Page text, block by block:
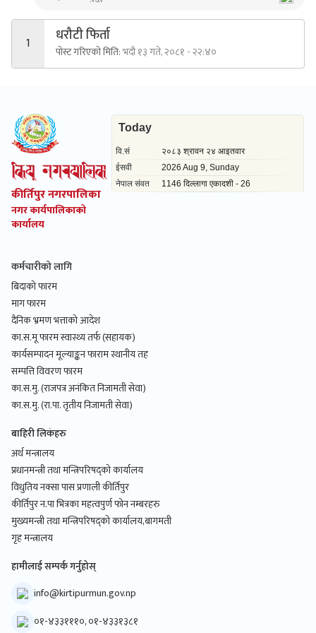
1 धरौटी फिर्ता
पोस्ट गरिएको मिति:भदौ १३ गते, २०८१ - २२:४०
कीर्तिपुर नगरपालिका
नगर कार्यपालिकाको
कार्यालय
कर्मचारीको लागि
बिदाको फारम
माग फारम
दैनिक भ्रमण भत्ताको आदेश
का.स.मू फारम स्वास्थ्य तर्फ (सहायक)
कार्यसम्पादन मूल्याङ्कन फाराम स्थानीय तह
सम्पत्ति विवरण फारम
का.स.मु. (राजपत्र अनंकित निजामती सेवा)
का.स.मु. (रा.पा. तृतीय निजामती सेवा)
बाहिरी लिकंहरु
अर्थ मन्त्रालय
प्रधानमन्त्री तथा मन्त्रिपरिषद्को कार्यालय
विधुतिय नक्सा पास प्रणाली कीर्तिपुर
कीर्तिपुर न.पा भित्रका महत्वपुर्ण फोन नम्बरहरु
मुख्यमन्त्री तथा मन्त्रिपरिषद्को कार्यालय,बागमती
गृह मन्त्रालय
हामीलाई सम्पर्क गर्नुहोस्
info@kirtipurmun.gov.np
०१-४३३१११०, ०१-४३३१३८१